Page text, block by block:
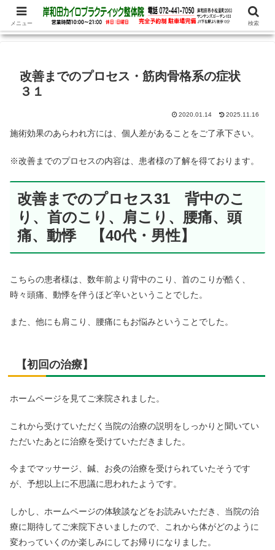
腰痛、めまい、頭痛の他、パニック障害、不安・恐怖症など心理的な症状もお
任せ下さい
改善までのプロセス・筋肉骨格系の症状
３１
2020.01.14 2025.11.16
施術効果のあらわれ方には、個人差があることをご了承下さい。
※改善までのプロセスの内容は、患者様の了解を得ております。
改善までのプロセス31 背中のこ
り、首のこり、肩こり、腰痛、頭
痛、動悸 【40代・男性】
こちらの患者様は、数年前より背中のこり、首のこりが酷く、
時々頭痛、動悸を伴うほど辛いということでした。
また、他にも肩こり、腰痛にもお悩みということでした。
【初回の治療】
ホームページを見てご来院されました。
これから受けていただく当院の治療の説明をしっかりと聞いてい
ただいたあとに治療を受けていただきました。
今までマッサージ、鍼、お灸の治療を受けられていたそうです
が、予想以上に不思議に思われたようです。
しかし、ホームページの体験談などをお読みいただき、当院の治
療に期待してご来院下さいましたので、これから体がどのように
変わっていくのか楽しみにしてお帰りになりました。
メニュー 検索